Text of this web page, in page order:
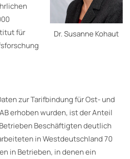
Dr. Susanne Kohaut
für
zur Tarifbindung für Ost- und
erhoben wurden, ist der Anteil
Beschäftigten deutlich
in Westdeutschland 70
in Betrieben, in denen ein